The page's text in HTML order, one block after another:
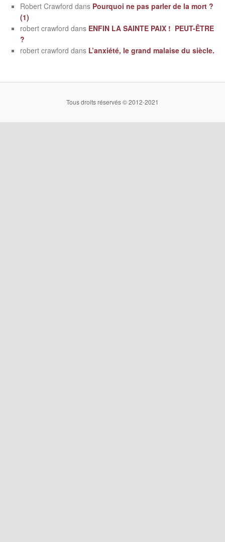
Robert Crawford dans Pourquoi ne pas parler de la mort ?
(1)
robert crawford dans ENFIN LA SAINTE PAIX ! PEUT-ÊTRE
?
robert crawford dans L’anxiété, le grand malaise du siècle.
Tous droits réservés © 2012-2021